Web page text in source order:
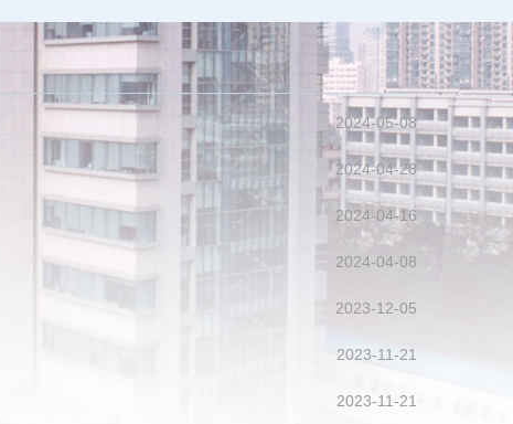
2024-05-08
2024-04-28
2024-04-16
2024-04-08
2023-12-05
2023-11-21
2023-11-21